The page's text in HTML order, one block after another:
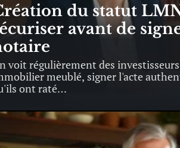
du statut
avant de
voit régulièrement des
meublé, signer l'acte
ont raté…